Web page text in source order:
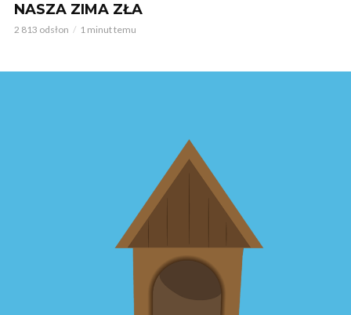
NASZA ZIMA ZŁA
2 813 odsłon 1 minut temu